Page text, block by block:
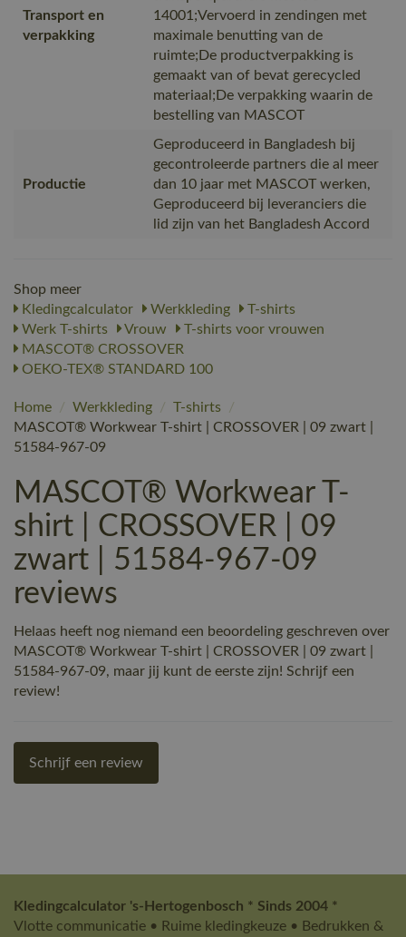
Transport en
verpakking
14001;Vervoerd in zendingen met
maximale benutting van de
ruimte;De productverpakking is
gemaakt van of bevat gerecycled
materiaal;De verpakking waarin de
bestelling van MASCOT
Productie
Geproduceerd in Bangladesh bij
gecontroleerde partners die al meer
dan 10 jaar met MASCOT werken,
Geproduceerd bij leveranciers die
lid zijn van het Bangladesh Accord
Shop meer
Kledingcalculator
Werkkleding
T-shirts
Werk T-shirts
Vrouw
T-shirts voor vrouwen
MASCOT® CROSSOVER
OEKO-TEX® STANDARD 100
Home / Werkkleding / T-shirts
/
MASCOT® Workwear T-shirt | CROSSOVER | 09 zwart |
51584-967-09
MASCOT® Workwear T-
shirt | CROSSOVER | 09
zwart | 51584-967-09
reviews
Helaas heeft nog niemand een beoordeling geschreven over
MASCOT® Workwear T-shirt | CROSSOVER | 09 zwart |
51584-967-09, maar jij kunt de eerste zijn! Schrijf een
review!
Schrijf een review
Kledingcalculator 's-Hertogenbosch * Sinds 2004 *
Vlotte communicatie • Ruime kledingkeuze • Bedrukken &